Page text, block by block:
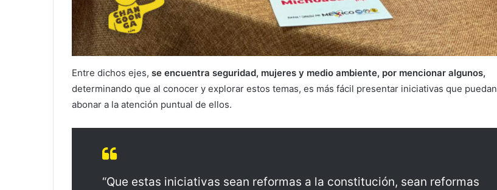
Entre dichos ejes, se encuentra seguridad, mujeres y medio ambiente, por mencionar algunos,
determinando que al conocer y explorar estos temas, es más fácil presentar iniciativas que puedan
abonar a la atención puntual de ellos.
“Que estas iniciativas sean reformas a la constitución, sean reformas